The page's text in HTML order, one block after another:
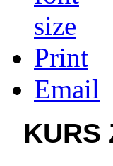
Print
Email
KURS